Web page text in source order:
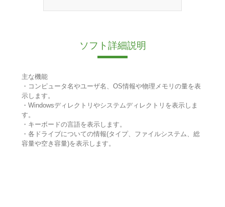
ソフト詳細説明
主な機能
・コンピュータ名やユーザ名、OS情報や物理メモリの量を表
示します。
・Windowsディレクトリやシステムディレクトリを表示しま
す。
・キーボードの言語を表示します。
・各ドライブについての情報(タイプ、ファイルシステム、総
容量や空き容量)を表示します。